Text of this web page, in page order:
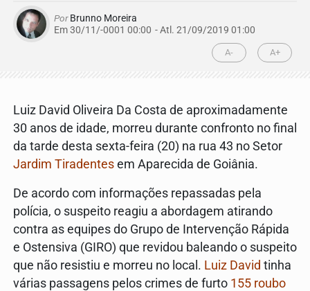
PorBrunno Moreira
Em 30/11/-0001 00:00 - Atl. 21/09/2019 01:00
A- A+
Luiz David Oliveira Da Costa de aproximadamente
30 anos de idade, morreu durante confronto no final
da tarde desta sexta-feira (20) na rua 43 no Setor
Jardim Tiradentes em Aparecida de Goiânia.
De acordo com informações repassadas pela
polícia, o suspeito reagiu a abordagem atirando
contra as equipes do Grupo de Intervenção Rápida
e Ostensiva (GIRO) que revidou baleando o suspeito
que não resistiu e morreu no local. Luiz David tinha
várias passagens pelos crimes de furto 155 roubo